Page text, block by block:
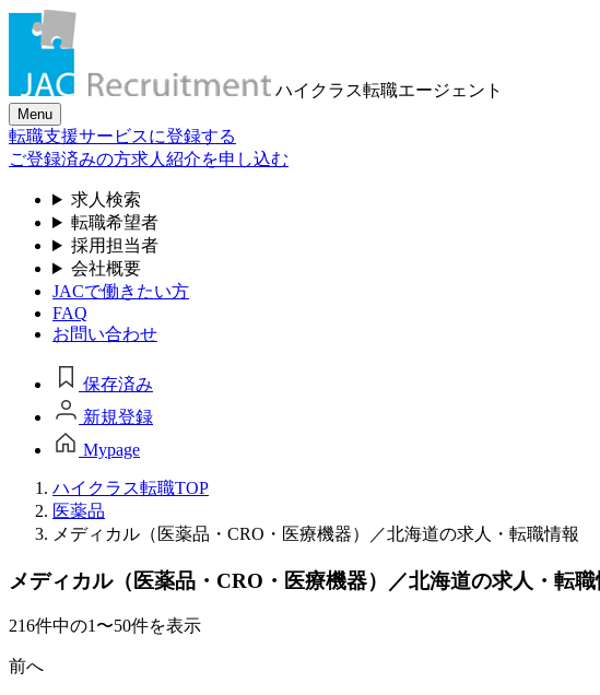
ハイクラス転職エージェント
Menu
転職支援サービスに登録する
ご登録済みの方求人紹介を申し込む
求人検索
転職希望者
採用担当者
会社概要
JACで働きたい方
FAQ
お問い合わせ
保存済み
新規登録
Mypage
ハイクラス転職TOP
医薬品
メディカル（医薬品・CRO・医療機器）／北海道の求人・転職情報
メディカル（医薬品・CRO・医療機器）／北海道の求人・転職
216件中の1〜50件を表示
前へ